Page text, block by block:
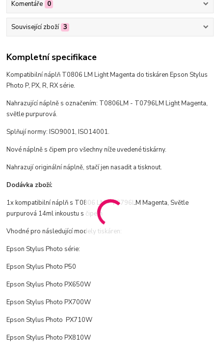
Komentáře 0
Související zboží 3
Kompletní specifikace
Kompatibilní náplň T0806 LM Light Magenta do tiskáren Epson Stylus
Photo P, PX, R, RX série.
Nahrazující náplně s označením: T0806LM - T0796LM Light Magenta,
světle purpurová.
Splňují normy: ISO9001, ISO14001.
Nové náplně s čipem pro všechny níže uvedené tiskárny.
Nahrazují originální náplně, stačí jen nasadit a tisknout.
Dodávka zboží:
1x kompatibilní náplň s T0806 LM - T0796LM Magenta, Světle
purpurová 14ml inkoustu s čipem
Vhodné pro následující modely tiskáren:
Epson Stylus Photo série:
Epson Stylus Photo P50
Epson Stylus Photo PX650W
Epson Stylus Photo PX700W
Epson Stylus Photo PX710W
Epson Stylus Photo PX810W